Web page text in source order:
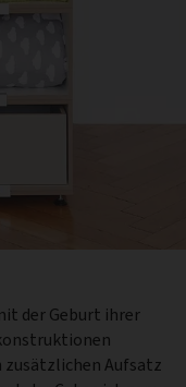
der Geburt ihrer
zusätzlichen Aufsatz